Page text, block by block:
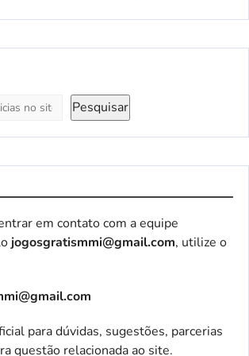
Pesquisar
em contato com a equipe
jogosgratismmi@gmail.com, utilize o
para dúvidas, sugestões, parcerias
questão relacionada ao site.